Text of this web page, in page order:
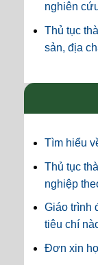
nghiên
Thủ tục
sản, địa
Tìm hiểu
Thủ tục
nghiệp
Giáo trình
tiêu chí
Đơn xin